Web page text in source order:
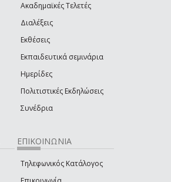
Ακαδημαϊκές Τελετές
Διαλέξεις
Εκθέσεις
Εκπαιδευτικά σεμινάρια
Ημερίδες
Πολιτιστικές Εκδηλώσεις
Συνέδρια
ΕΠΙΚΟΙΝΩΝΙΑ
Τηλεφωνικός Κατάλογος